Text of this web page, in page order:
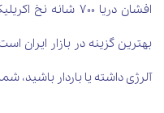
افشان دریا 700
بهترین گزینه در بازار ایران
آلرژی داشته یا باردار باشید،